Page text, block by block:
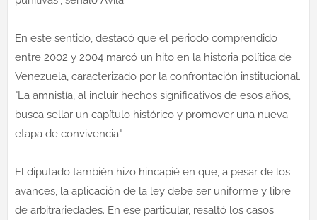
En este sentido, destacó que el periodo comprendido
entre 2002 y 2004 marcó un hito en la historia política de
Venezuela, caracterizado por la confrontación institucional.
"La amnistía, al incluir hechos significativos de esos años,
busca sellar un capítulo histórico y promover una nueva
etapa de convivencia".
El diputado también hizo hincapié en que, a pesar de los
avances, la aplicación de la ley debe ser uniforme y libre
de arbitrariedades. En ese particular, resaltó los casos